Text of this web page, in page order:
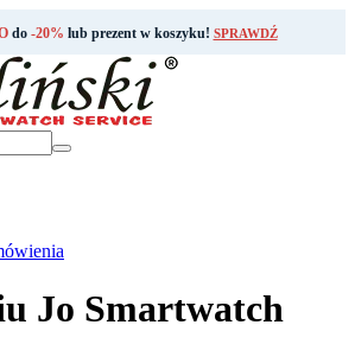
do -20% lub prezent w koszyku! SPRAWDŹ
Jo Smartwatch